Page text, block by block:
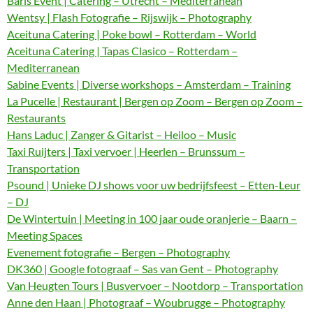
Wentsy | Flash Fotografie – Rijswijk – Photography
Aceituna Catering | Poke bowl – Rotterdam – World
Aceituna Catering | Tapas Clasico – Rotterdam –
Mediterranean
Sabine Events | Diverse workshops – Amsterdam – Training
La Pucelle | Restaurant | Bergen op Zoom – Bergen op Zoom –
Restaurants
Hans Laduc | Zanger & Gitarist – Heiloo – Music
Taxi Ruijters | Taxi vervoer | Heerlen – Brunssum –
Transportation
Psound | Unieke DJ shows voor uw bedrijfsfeest – Etten-Leur
– DJ
De Wintertuin | Meeting in 100 jaar oude oranjerie – Baarn –
Meeting Spaces
Evenement fotografie – Bergen – Photography
DK360 | Google fotograaf – Sas van Gent – Photography
Van Heugten Tours | Busvervoer – Nootdorp – Transportation
Anne den Haan | Photograaf – Woubrugge – Photography